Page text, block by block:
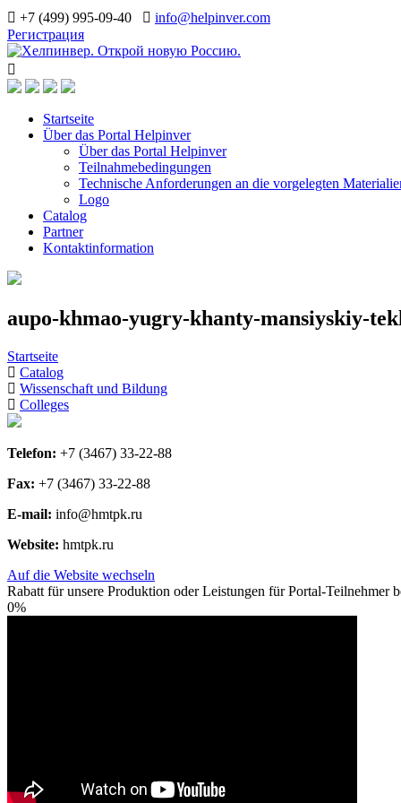
+7 (499) 995-09-40
info@helpinver.com
Регистрация
Startseite
Über das Portal Helpinver
Über das Portal Helpinver
Teilnahmebedingungen
Technische Anforderungen an die vorgelegten
Logo
Catalog
Partner
Kontaktinformation
aupo-khmao-yugry-khanty-mansiyskiy-
Startseite
Catalog
Wissenschaft und Bildung
Colleges
Telefon: +7 (3467) 33-22-88
Fax: +7 (3467) 33-22-88
E-mail: info@hmtpk.ru
Website: hmtpk.ru
Auf die Website wechseln
Rabatt für unsere Produktion oder Leistungen für Portal-Teilnehmer
0%